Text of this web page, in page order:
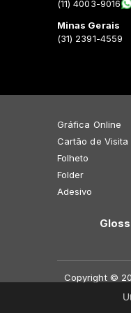
(11) 4003-9016
Minas Gerais
(31) 2391-4559
Gráfica Online
Cartão de Visita
Folheto
Folder
Adesivo
Copyright ©